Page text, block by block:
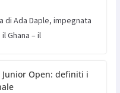
di Ada Daple, impegnata
Ghana – il
Junior Open: definiti i